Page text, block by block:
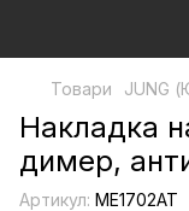
Товари JUNG
Накладка
димер,
Артикул: ME1702AT